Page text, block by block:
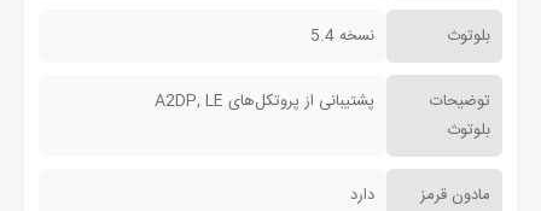
بلوتوث نسخه 5.4
توضیحات
بلوتوث
پشتیبانی از پروتکل‌های A2DP, LE
مادون قرمز دارد